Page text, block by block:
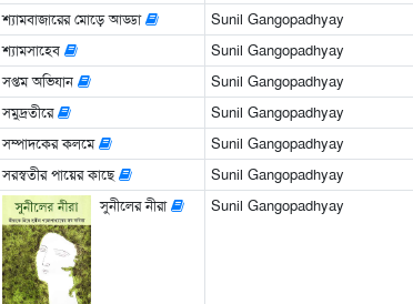
শ্যামবাজারের মোড়ে আড্ডা
Sunil Gangopadhyay
শ্যামসাহেব
Sunil Gangopadhyay
সপ্তম অভিযান
Sunil Gangopadhyay
সমুদ্রতীরে
Sunil Gangopadhyay
সম্পাদকের কলমে
Sunil Gangopadhyay
সরস্বতীর পায়ের কাছে
Sunil Gangopadhyay
সুনীলের নীরা
Sunil Gangopadhyay